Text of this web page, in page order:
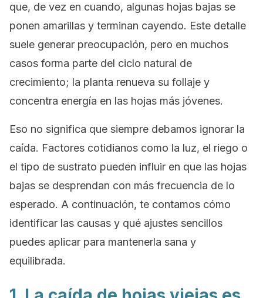
que, de vez en cuando, algunas hojas bajas se
ponen amarillas y terminan cayendo. Este detalle
suele generar preocupación, pero en muchos
casos forma parte del ciclo natural de
crecimiento; la planta renueva su follaje y
concentra energía en las hojas más jóvenes.
Eso no significa que siempre debamos ignorar la
caída. Factores cotidianos como la luz, el riego o
el tipo de sustrato pueden influir en que las hojas
bajas se desprendan con más frecuencia de lo
esperado. A continuación, te contamos cómo
identificar las causas y qué ajustes sencillos
puedes aplicar para mantenerla sana y
equilibrada.